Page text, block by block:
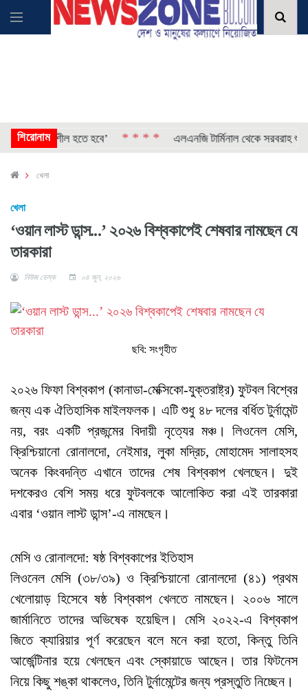
শিরোনামহতে হবে’ * * * * এলএনজি টার্মিনাল থেকে সরবরাহ শুরু,
খেলা
খেলা
‘ওয়ান লাস্ট ডান্স...’ ২০২৬ বিশ্বকাপেই শেষবার নামছেন যে
তারকারা
নিউজ ডেস্ক ০৪ জুন, ২০২৬
ছবি: সংগৃহীত
২০২৬ ফিফা বিশ্বকাপ (কানাডা-মেক্সিকো-যুক্তরাষ্ট্র) ফুটবল বিশ্বের
জন্য এক ঐতিহাসিক মাইলফলক। এটি শুধু ৪৮ দলের বর্ধিত টুর্নামেন্ট
নয়, বরং একটি প্রজন্মের বিদায়ী নৃত্যের মঞ্চ। লিওনেল মেসি,
ক্রিশ্চিয়ানো রোনালদো, নেইমার, লুকা মদ্রিচ, মোহামেদ সালাহসহ
অনেক কিংবদন্তি এখানে তাদের শেষ বিশ্বকাপ খেলছেন। দুই
দশকেরও বেশি সময় ধরে ফুটবলকে আলোকিত করা এই তারকারা
এবার ‘ওয়ান লাস্ট ডান্স’-এ নামছেন।
মেসি ও রোনালদো: ষষ্ঠ বিশ্বকাপের ইতিহাস
লিওনেল মেসি (৩৮/৩৯) ও ক্রিশ্চিয়ানো রোনালদো (৪১) প্রথম
খেলোয়াড় হিসেবে ষষ্ঠ বিশ্বকাপ খেলতে নামছেন। ২০০৬ সালে
জার্মানিতে তাদের অভিষেক হয়েছিল। মেসি ২০২২-এ বিশ্বকাপ
জিতে ক্যারিয়ার পূর্ণ করেছেন বলে মনে করা হতো, কিন্তু তিনি
আর্জেন্টিনার হয়ে খেলছেন এবং স্কোয়াডে আছেন। তার ফিটনেস
নিয়ে কিছু শঙ্কা থাকলেও, তিনি টুর্নামেন্টের জন্য প্রস্তুতি নিচ্ছেন।